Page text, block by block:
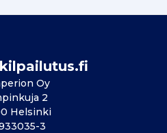
Oy
2
Helsinki
3